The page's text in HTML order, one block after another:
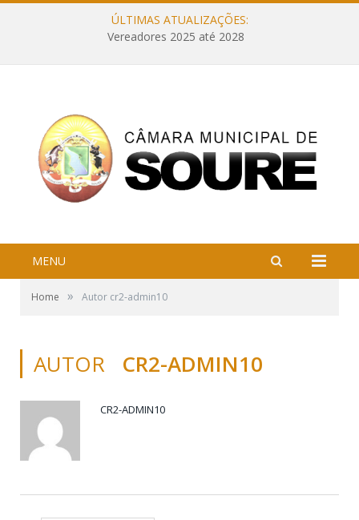
ÚLTIMAS ATUALIZAÇÕES:
Vereadores 2025 até 2028
MENU
Home » Autor cr2-admin10
AUTOR CR2-ADMIN10
CR2-ADMIN10